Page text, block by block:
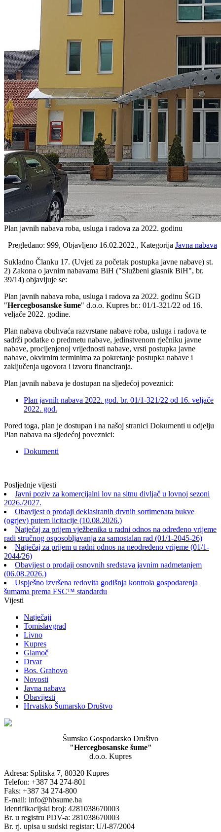
Plan javnih nabava roba, usluga i radova za 2022. godinu
Pregledano: 999, Objavljeno 16.02.2022., Kategorija Javna nabava
Sukladno Članku 17. (Uvjeti za početak postupka javne nabave) st.
2) Zakona o javnim nabavama BiH ("Službeni glasnik BiH", br.
39/14) objavljuje se:
Plan javnih nabava roba, usluga i radova za 2022. godinu ŠGD
"Hercegbosanske šume" d.o.o. Kupres br.: 01/1-321/22 od 16.
veljače 2022. godine.
Plan nabava obuhvaća razvrstane nabave roba, usluga i radova te
sadrži podatke o predmetu nabave, jedinstvenom rječniku javne
nabave, procijenjenoj vrijednosti nabave, vrsti postupka javne
nabave, okvirnim terminima za pokretanje postupka nabave i
zaključenja ugovora i izvoru financiranja.
Plan javnih nabava je dostupan na sljedećoj poveznici:
Plan javnih nabava 2022. god. br. 01/1-321/22 od 16. veljače
2022. god.
Pored toga, plan je dostupan i na našoj stranici Dokumenti u odjelju
Plan nabava na sljedećoj poveznici:
Dokumenti
Posljednje vijesti
Javni poziv za komercijalni lov na sitnu divljač u lovnoj sezoni
2026./2027.
Obavijest o prodaji deklasiranih drvnih sortimenata bukve
(ogrjev) putem licitacije (10.08.2026.)
Natječaj za prijem vježbenika u radni odnos na određeno vrijeme
radi stručnog osposobljavanja za samostalan rad (01/1-2045-26)
Natječaj za prijem u radni odnos na neodređeno vrijeme (01/1-
2044/26)
Obavijest o prodaji osnovnih sredstava javnim nadmetanjem
(06.08.2026.)
Uspješno izvršena redovita godišnja kontrola gospodarenja
šumama prema FSC™ standardu
Vijesti
Natječaji
Tomislavgrad
Livno
Kupres
Glamoč
Drvar
Bos. Grahovo
Novosti
Javna nabava
Obavijesti
Hrvatsko Šumarsko Društvo
Šumsko Gospodarsko Društvo
"Hercegbosanske šume"
d.o.o. Kupres
Adresa: Splitska 7, 80320 Kupres
Telefon: +387 34 274-801
Faks: +387 34 274-800
E-mail: info@hbsume.ba
Identifikacijski broj: 4281038670003
Br. u registru PDV-a: 281038670003
Br. rj. upisa u sudski registar: U/I-87/2004